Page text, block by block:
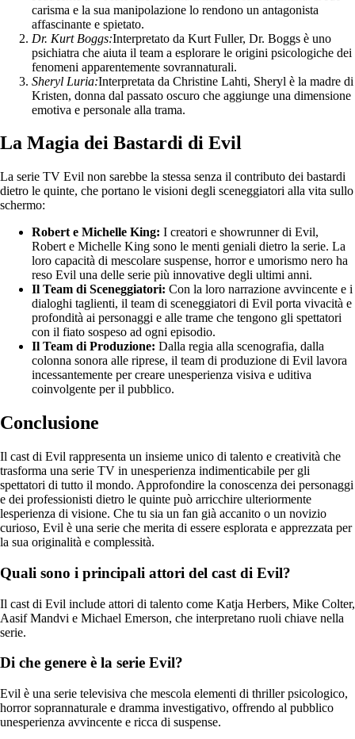
carisma e la sua manipolazione lo rendono un antagonista
affascinante e spietato.
Dr. Kurt Boggs:Interpretato da Kurt Fuller, Dr. Boggs è uno
psichiatra che aiuta il team a esplorare le origini psicologiche dei
fenomeni apparentemente sovrannaturali.
Sheryl Luria:Interpretata da Christine Lahti, Sheryl è la madre di
Kristen, donna dal passato oscuro che aggiunge una dimensione
emotiva e personale alla trama.
La Magia dei Bastardi di Evil
La serie TV Evil non sarebbe la stessa senza il contributo dei bastardi
dietro le quinte, che portano le visioni degli sceneggiatori alla vita sullo
schermo:
Robert e Michelle King: I creatori e showrunner di Evil,
Robert e Michelle King sono le menti geniali dietro la serie. La
loro capacità di mescolare suspense, horror e umorismo nero ha
reso Evil una delle serie più innovative degli ultimi anni.
Il Team di Sceneggiatori: Con la loro narrazione avvincente e i
dialoghi taglienti, il team di sceneggiatori di Evil porta vivacità e
profondità ai personaggi e alle trame che tengono gli spettatori
con il fiato sospeso ad ogni episodio.
Il Team di Produzione: Dalla regia alla scenografia, dalla
colonna sonora alle riprese, il team di produzione di Evil lavora
incessantemente per creare unesperienza visiva e uditiva
coinvolgente per il pubblico.
Conclusione
Il cast di Evil rappresenta un insieme unico di talento e creatività che
trasforma una serie TV in unesperienza indimenticabile per gli
spettatori di tutto il mondo. Approfondire la conoscenza dei personaggi
e dei professionisti dietro le quinte può arricchire ulteriormente
lesperienza di visione. Che tu sia un fan già accanito o un novizio
curioso, Evil è una serie che merita di essere esplorata e apprezzata per
la sua originalità e complessità.
Quali sono i principali attori del cast di Evil?
Il cast di Evil include attori di talento come Katja Herbers, Mike Colter,
Aasif Mandvi e Michael Emerson, che interpretano ruoli chiave nella
serie.
Di che genere è la serie Evil?
Evil è una serie televisiva che mescola elementi di thriller psicologico,
horror soprannaturale e dramma investigativo, offrendo al pubblico
unesperienza avvincente e ricca di suspense.